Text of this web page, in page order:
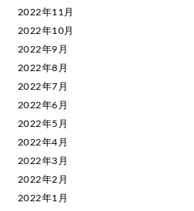
2022年11月
2022年10月
2022年9月
2022年8月
2022年7月
2022年6月
2022年5月
2022年4月
2022年3月
2022年2月
2022年1月